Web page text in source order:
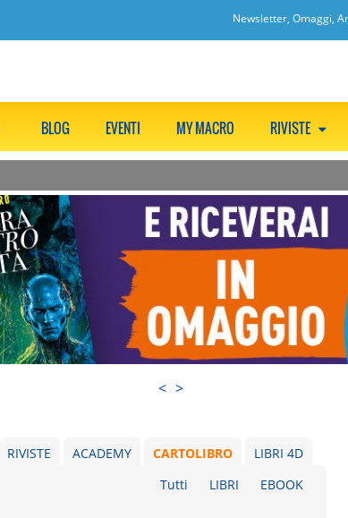
Newsletter, Omaggi,
BLOG EVENTI MY MACRO RIVISTE
< >
LIBRI 4D
CARTOLIBRO
ACADEMY
RIVISTE
EBOOK
LIBRI
Tutti